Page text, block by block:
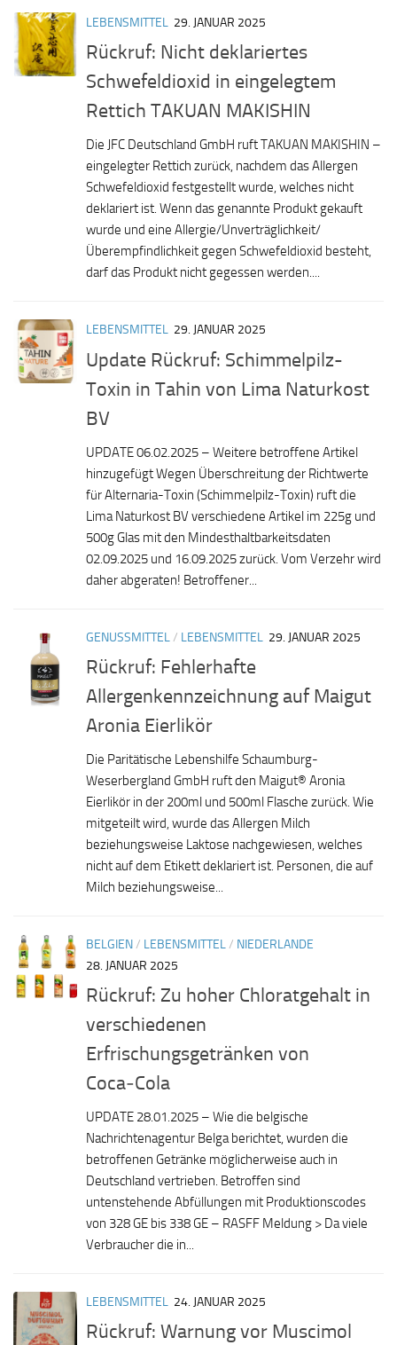
LEBENSMITTEL 29. JANUAR 2025
Rückruf: Nicht deklariertes
Schwefeldioxid in eingelegtem
Rettich TAKUAN MAKISHIN
Die JFC Deutschland GmbH ruft TAKUAN MAKISHIN –
eingelegter Rettich zurück, nachdem das Allergen
Schwefeldioxid festgestellt wurde, welches nicht
deklariert ist. Wenn das genannte Produkt gekauft
wurde und eine Allergie/Unverträglichkeit/
Überempfindlichkeit gegen Schwefeldioxid besteht,
darf das Produkt nicht gegessen werden....
LEBENSMITTEL 29. JANUAR 2025
Update Rückruf: Schimmelpilz-
Toxin in Tahin von Lima Naturkost
BV
UPDATE 06.02.2025 – Weitere betroffene Artikel
hinzugefügt Wegen Überschreitung der Richtwerte
für Alternaria-Toxin (Schimmelpilz-Toxin) ruft die
Lima Naturkost BV verschiedene Artikel im 225g und
500g Glas mit den Mindesthaltbarkeitsdaten
02.09.2025 und 16.09.2025 zurück. Vom Verzehr wird
daher abgeraten! Betroffener...
GENUSSMITTEL/ LEBENSMITTEL 29. JANUAR 2025
Rückruf: Fehlerhafte
Allergenkennzeichnung auf Maigut
Aronia Eierlikör
Die Paritätische Lebenshilfe Schaumburg-
Weserbergland GmbH ruft den Maigut® Aronia
Eierlikör in der 200ml und 500ml Flasche zurück. Wie
mitgeteilt wird, wurde das Allergen Milch
beziehungsweise Laktose nachgewiesen, welches
nicht auf dem Etikett deklariert ist. Personen, die auf
Milch beziehungsweise...
BELGIEN/ LEBENSMITTEL/ NIEDERLANDE
28. JANUAR 2025
Rückruf: Zu hoher Chloratgehalt in
verschiedenen
Erfrischungsgetränken von
Coca‑Cola
UPDATE 28.01.2025 – Wie die belgische
Nachrichtenagentur Belga berichtet, wurden die
betroffenen Getränke möglicherweise auch in
Deutschland vertrieben. Betroffen sind
untenstehende Abfüllungen mit Produktionscodes
von 328 GE bis 338 GE – RASFF Meldung > Da viele
Verbraucher die in...
LEBENSMITTEL 24. JANUAR 2025
Rückruf: Warnung vor Muscimol